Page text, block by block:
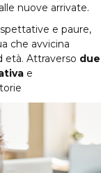
alle nuove arrivate.
e paure,
che avvicina
età. Attraverso due
e